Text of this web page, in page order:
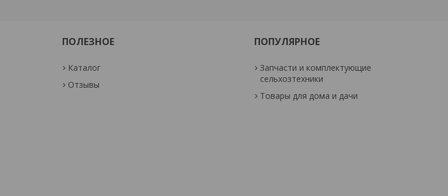
ПОЛЕЗНОЕ
Каталог
Отзывы
ПОПУЛЯРНОЕ
Запчасти и комплектующие
сельхозтехники
Товары для дома и дачи